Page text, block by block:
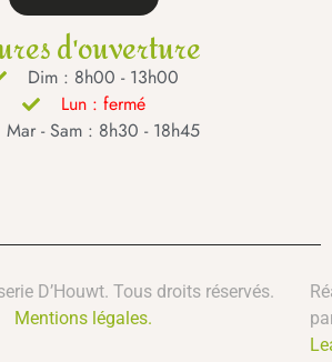
d'ouverture
Dim : 8h00 - 13h00
Lun : fermé
Mar - Sam : 8h30 - 18h45
D’Houwt. Tous droits réservés.
Mentions légales.